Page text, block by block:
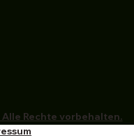
Rechte vorbehalten.